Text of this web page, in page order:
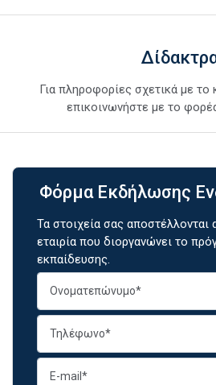
Για πληροφορίες σχετικά με
επικοινωνήστε με το
Φόρμα Εκδήλωσης
Τα στοιχεία σας αποστέλλονται
εταιρία που διοργανώνει το
εκπαίδευσης.